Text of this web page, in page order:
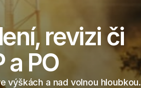
revizi či
a PO
výškách a nad volnou hloubkou.